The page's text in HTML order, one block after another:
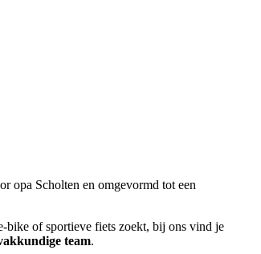
opa Scholten en omgevormd tot een
bike of sportieve fiets zoekt, bij ons vind je
team.